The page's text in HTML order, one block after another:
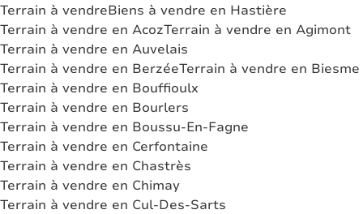
Max. budget
Chercher
Terrain à vendreBiens à vendre en Hastière
Terrain à vendre en AcozTerrain à vendre en Agimont
Terrain à vendre en Auvelais
Terrain à vendre en BerzéeTerrain à vendre en Biesme
Terrain à vendre en Bouffioulx
Terrain à vendre en Bourlers
Terrain à vendre en Boussu-En-Fagne
Terrain à vendre en Cerfontaine
Terrain à vendre en Chastrès
Terrain à vendre en Chimay
Terrain à vendre en Cul-Des-Sarts